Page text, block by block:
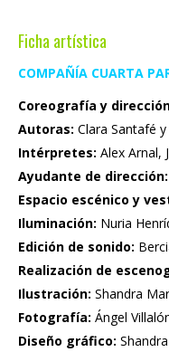
Ficha artística
COMPAÑÍA CUARTA
Coreografía y
Autoras: Clara Santafé
Intérpretes: Alex Arnal,
Ayudante de dirección:
Espacio escénico y
Iluminación: Nuria
Edición de sonido:
Realización de
Ilustración: Shandra
Fotografía: Ángel
Diseño gráfico: